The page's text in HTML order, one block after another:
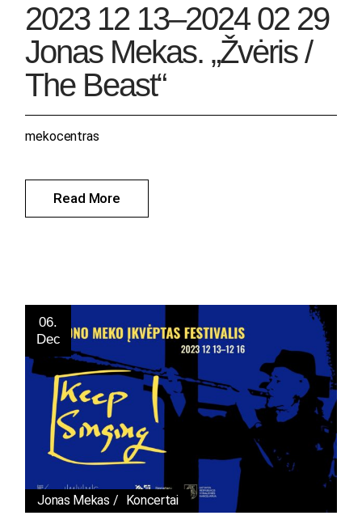
2023 12 13–2024 02 29
Jonas Mekas. „Žvėris /
The Beast“
Read More
mekocentras
06.
Dec
Jonas Mekas Koncertai